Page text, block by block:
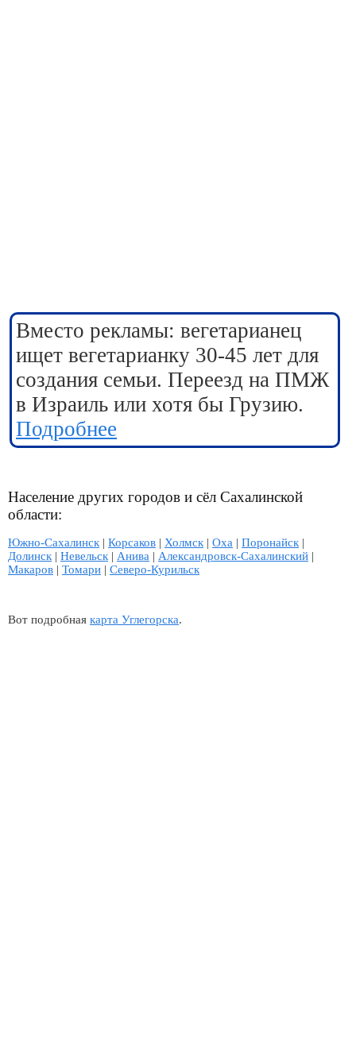
Вместо рекламы: вегетарианец
ищет вегетарианку 30-45 лет для
создания семьи. Переезд на ПМЖ
в Израиль или хотя бы Грузию.
Подробнее
Население других городов и сёл Сахалинской
области:
Южно-Сахалинск | Корсаков | Холмск | Оха | Поронайск |
Долинск | Невельск | Анива | Александровск-Сахалинский |
Макаров | Томари | Северо-Курильск
Вот подробная карта Углегорска.